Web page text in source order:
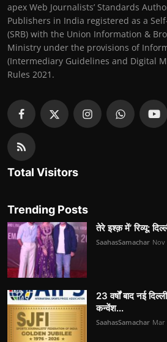
apex Web Journalists’ Standards
Publishers in India registered as a
(SRB) with the Union Information &
Ministry under the provisions of
(Intermediary Guidelines and Digital
Rules 2021.
Total Visitors
Trending Posts
तेरे इश्क़ में’ रिव्यू:
SaahasSamachar Nov
23 वर्षों बाद नई
कन्वेंश...
SaahasSamachar Mar